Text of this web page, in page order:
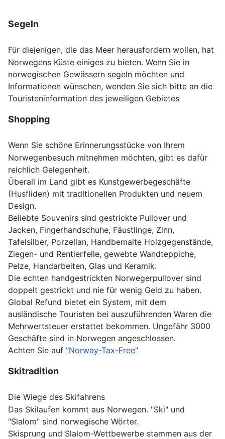
Segeln
Für diejenigen, die das Meer herausfordern wollen, hat
Norwegens Küste einiges zu bieten. Wenn Sie in
norwegischen Gewässern segeln möchten und
Informationen wünschen, wenden Sie sich bitte an die
Touristeninformation des jeweiligen Gebietes
Shopping
Wenn Sie schöne Erinnerungsstücke von Ihrem
Norwegenbesuch mitnehmen möchten, gibt es dafür
reichlich Gelegenheit.
Überall im Land gibt es Kunstgewerbegeschäfte
(Husfliden) mit traditionellen Produkten und neuem
Design.
Beliebte Souvenirs sind gestrickte Pullover und
Jacken, Fingerhandschuhe, Fäustlinge, Zinn,
Tafelsilber, Porzellan, Handbemalte Holzgegenstände,
Ziegen- und Rentierfelle, gewebte Wandteppiche,
Pelze, Handarbeiten, Glas und Keramik.
Die echten handgestrickten Norwegerpullover sind
doppelt gestrickt und nie für wenig Geld zu haben.
Global Refund bietet ein System, mit dem
ausländische Touristen bei auszuführenden Waren die
Mehrwertsteuer erstattet bekommen. Ungefähr 3000
Geschäfte sind in Norwegen angeschlossen.
Achten Sie auf "Norway-Tax-Free"
Skitradition
Die Wiege des Skifahrens
Das Skilaufen kommt aus Norwegen. "Ski" und
"Slalom" sind norwegische Wörter.
Skisprung und Slalom-Wettbewerbe stammen aus der